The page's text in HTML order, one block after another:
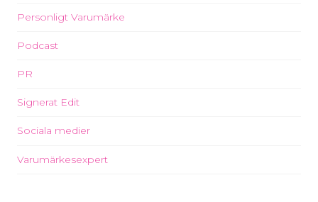
Personligt Varumärke
Podcast
PR
Signerat Edit
Sociala medier
Varumärkesexpert